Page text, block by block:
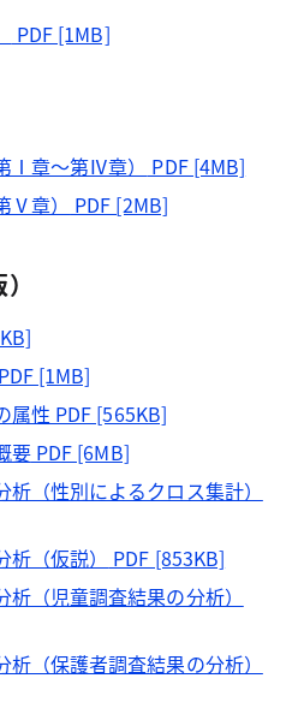
PDF [1MB]
Ⅰ章～第Ⅳ章）
PDF [4MB]
Ⅴ章）
PDF [2MB]
[1MB]
属性 PDF [565KB]
要PDF [6MB]
（性別によるクロス集計）
（仮説）
PDF [853KB]
（児童調査結果の分析）
（保護者調査結果の分析）